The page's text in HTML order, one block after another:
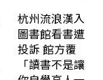
杭州流浪漢入
圖書館看書遭
投訴 館方覆
「讀書不是讓